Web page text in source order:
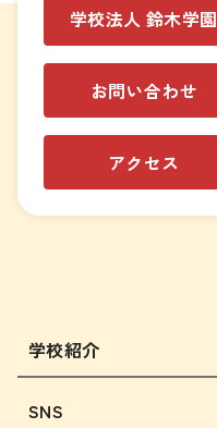
学校法人 鈴木学園
お問い合わせ
アクセス
学校紹介
SNS